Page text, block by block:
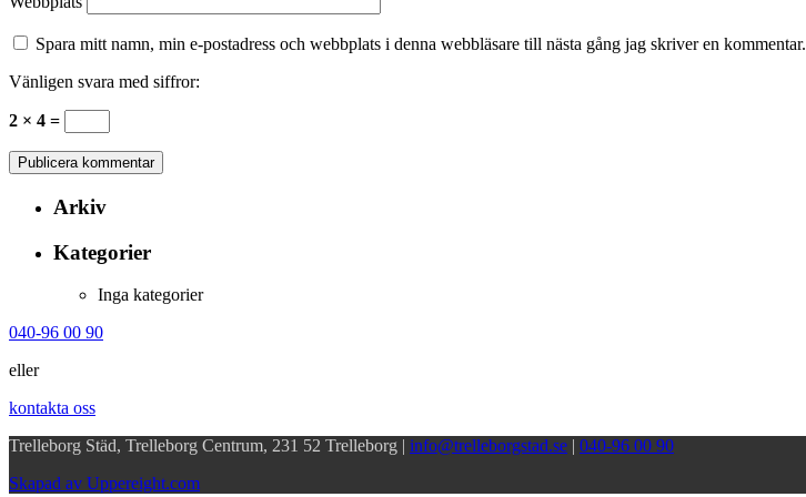
Spara mitt namn, min e-postadress och webbplats i denna webbläsare till nästa gång jag skriver en kommentar.
Vänligen svara med siffror:
2 × 4 =
Arkiv
Kategorier
Inga kategorier
040-96 00 90
eller
kontakta oss
Trelleborg Städ, Trelleborg Centrum, 231 52 Trelleborg | info@trelleborgstad.se | 040-96 00 90
Skapad av Uppereight.com